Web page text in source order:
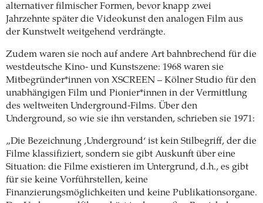
alternativer filmischer Formen, bevor knapp zwei
Jahrzehnte später die Videokunst den analogen Film aus
der Kunstwelt weitgehend verdrängte.
Zudem waren sie noch auf andere Art bahnbrechend für die
westdeutsche Kino- und Kunstszene: 1968 waren sie
Mitbegründer*innen von XSCREEN – Kölner Studio für den
unabhängigen Film und Pionier*innen in der Vermittlung
des weltweiten Underground-Films. Über den
Underground, so wie sie ihn verstanden, schrieben sie 1971:
„Die Bezeichnung ‚Underground‘ ist kein Stilbegriff, der die
Filme klassifiziert, sondern sie gibt Auskunft über eine
Situation: die Filme existieren im Untergrund, d.h., es gibt
für sie keine Vorführstellen, keine
Finanzierungsmöglichkeiten und keine Publikationsorgane.